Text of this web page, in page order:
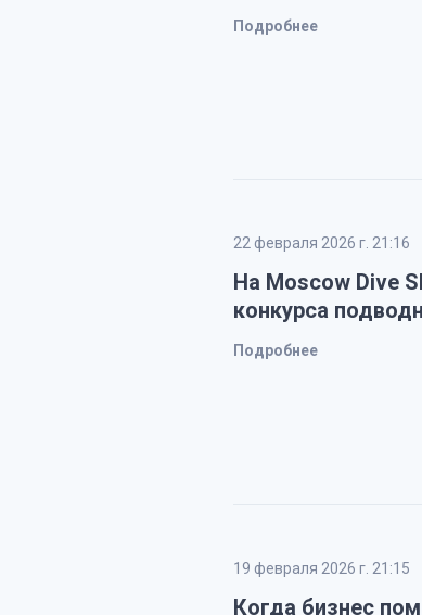
Подробнее
22 февраля 2026 г. 21:16
На Moscow Dive
конкурса
Подробнее
19 февраля 2026 г. 21:15
Когда бизнес